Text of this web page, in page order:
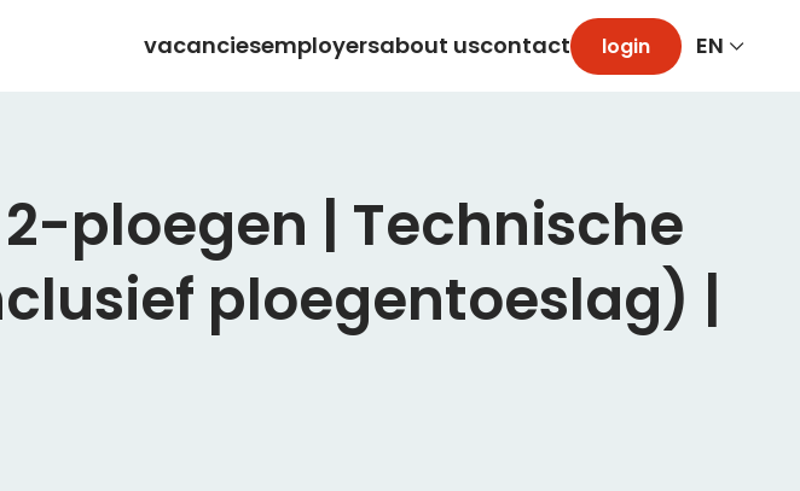
vacanciesemployersabout uscontact login
ploegen | Technische
ploegentoeslag) |